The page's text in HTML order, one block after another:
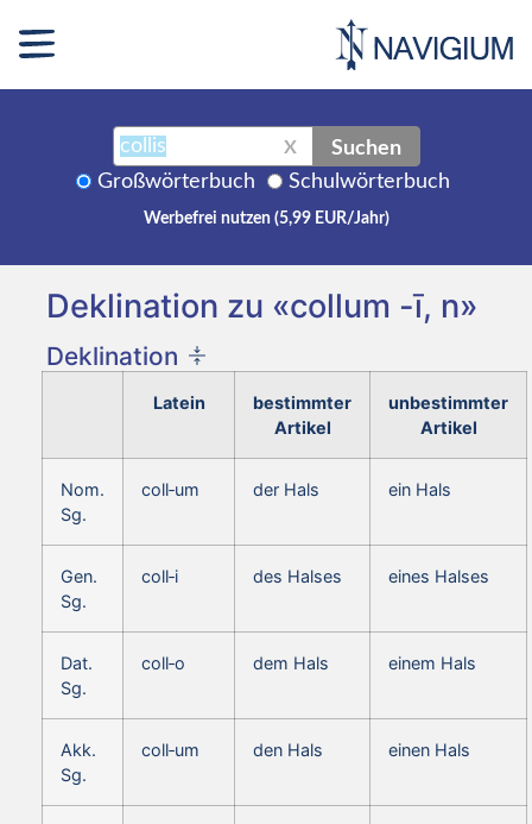
X Suchen
Großwörterbuch Schulwörterbuch
Werbefrei nutzen (5,99 EUR/Jahr)
Deklination zu «collum -ī, n»
Deklination
Latein
bestimmter
Artikel
unbestimmter
Artikel
Nom.
Sg.
coll‑um der Hals ein Hals
Gen.
Sg.
coll‑i des Halses eines Halses
Dat.
Sg.
coll‑o dem Hals einem Hals
Akk.
Sg.
coll‑um den Hals einen Hals